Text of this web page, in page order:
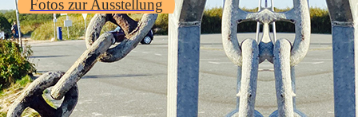
Fotos zur Ausstellung